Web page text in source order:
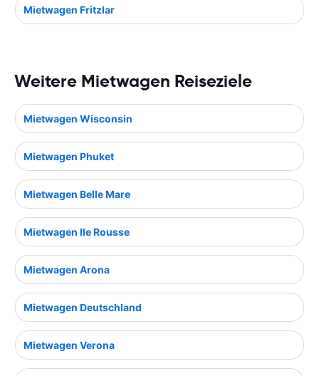
Mietwagen Fritzlar
Weitere Mietwagen Reiseziele
Mietwagen Wisconsin
Mietwagen Phuket
Mietwagen Belle Mare
Mietwagen Ile Rousse
Mietwagen Arona
Mietwagen Deutschland
Mietwagen Verona